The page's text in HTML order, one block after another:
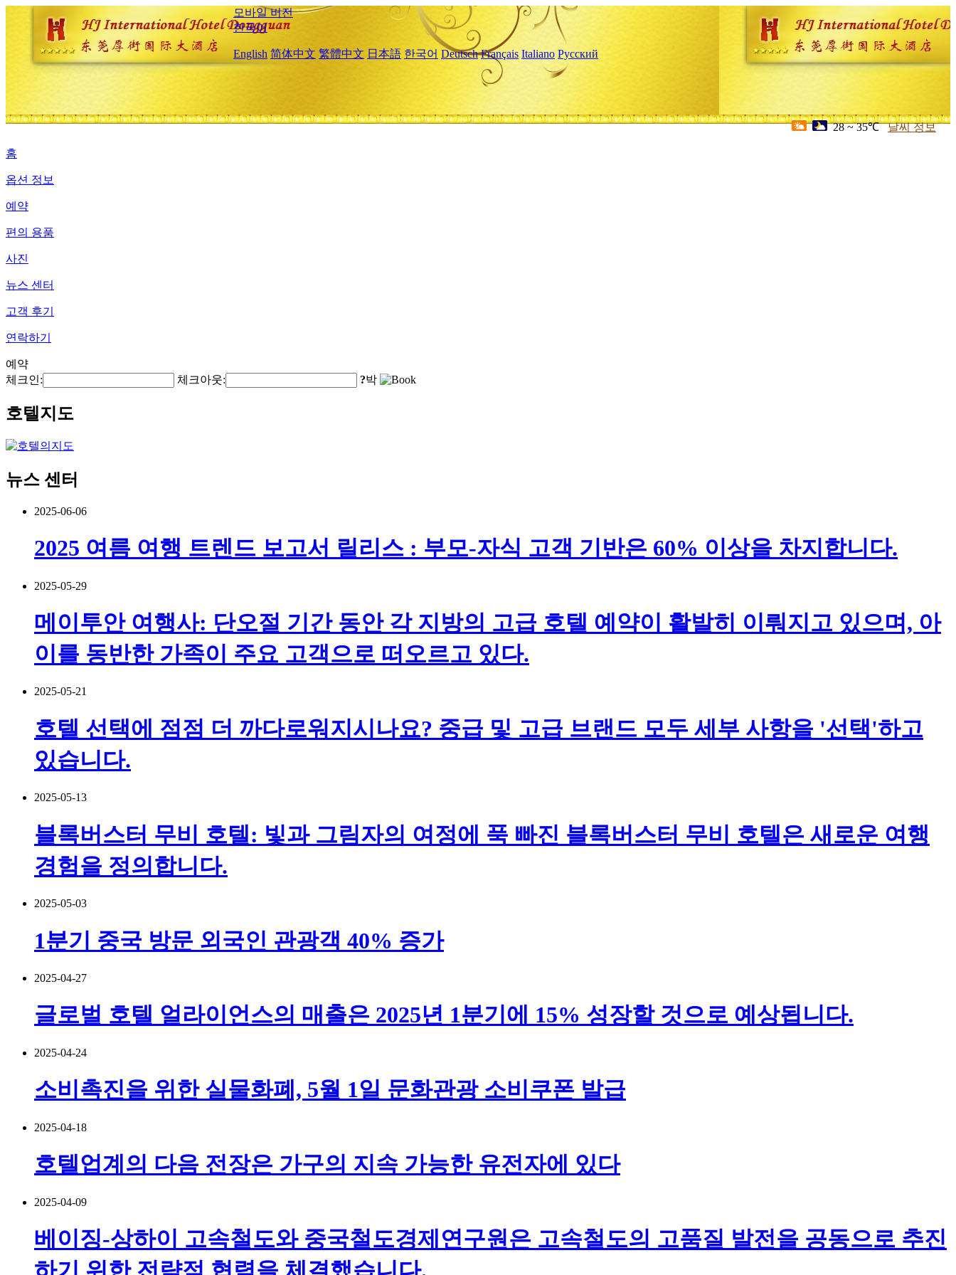
모바일 버전
한국어
English 简体中文 繁體中文 日本語 한국어 Deutsch Français Italiano Русский
28 ~ 35℃ 날씨 정보
홈
옵션 정보
예약
편의 용품
사진
뉴스 센터
고객 후기
연락하기
예약
체크인:
체크아웃: ?박
호텔지도
뉴스 센터
2025-06-06
2025 여름 여행 트렌드 보고서 릴리스 : 부모-자식 고객 기반은 60% 이상을 차지합니다.
2025-05-29
메이투안 여행사: 단오절 기간 동안 각 지방의 고급 호텔 예약이 활발히 이뤄지고 있으며, 아
이를 동반한 가족이 주요 고객으로 떠오르고 있다.
2025-05-21
호텔 선택에 점점 더 까다로워지시나요? 중급 및 고급 브랜드 모두 세부 사항을 '선택'하고
있습니다.
2025-05-13
블록버스터 무비 호텔: 빛과 그림자의 여정에 푹 빠진 블록버스터 무비 호텔은 새로운 여행
경험을 정의합니다.
2025-05-03
1분기 중국 방문 외국인 관광객 40% 증가
2025-04-27
글로벌 호텔 얼라이언스의 매출은 2025년 1분기에 15% 성장할 것으로 예상됩니다.
2025-04-24
소비촉진을 위한 실물화폐, 5월 1일 문화관광 소비쿠폰 발급
2025-04-18
호텔업계의 다음 전장은 가구의 지속 가능한 유전자에 있다
2025-04-09
베이징-상하이 고속철도와 중국철도경제연구원은 고속철도의 고품질 발전을 공동으로 추진